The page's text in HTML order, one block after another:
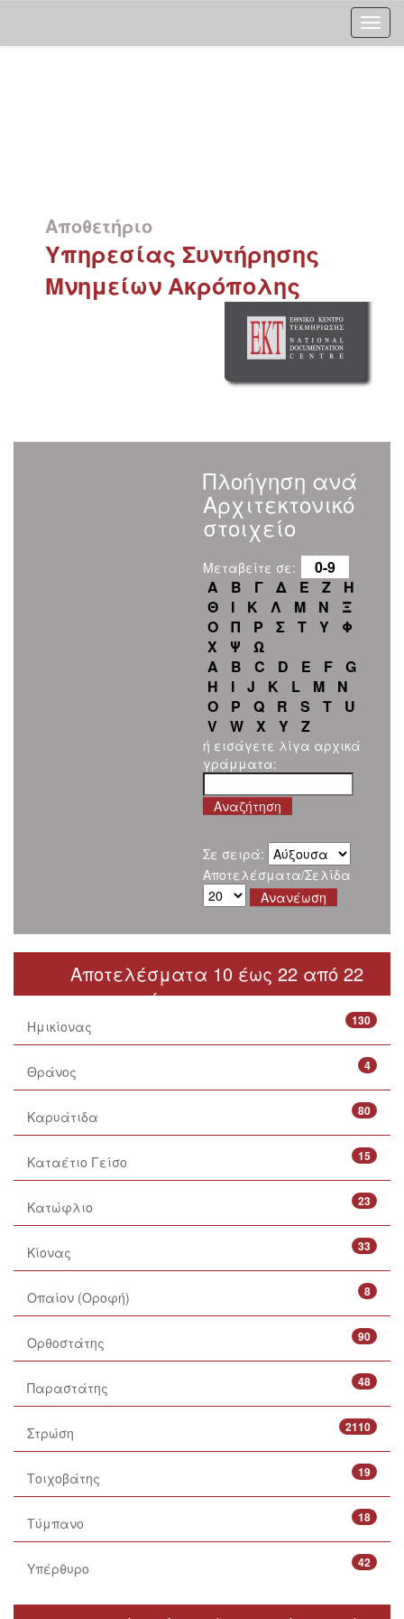
Αποθετήριο
Υπηρεσίας Συντήρησης
Μνημείων Ακρόπολης
Πλοήγηση ανά
Αρχιτεκτονικό
στοιχείο
Μεταβείτε σε:
0-9
Α
Β Γ Δ Ε Ζ
Η
Θ
Ι Κ Λ Μ Ν
Ξ
Ο
Π Ρ Σ Τ Υ
Φ
Χ
Ψ
Ω
A
B C D E F
G
H
I J K L M
N
O
P Q R S T
U
V
W X Y Z
ή εισάγετε λίγα αρχικά
γράμματα:
Σε σειρά:
Αποτελέσματα/Σελίδα
Αποτελέσματα 10 έως 22 από 22
< προηγούμενο
Ημικίονας 130
Θράνος 4
Καρυάτιδα 80
Καταέτιο Γείσο 15
Κατώφλιο 23
Κίονας 33
Οπαίον (Οροφή) 8
Ορθοστάτης 90
Παραστάτης 48
Στρώση 2110
Τοιχοβάτης 19
Τύμπανο 18
Υπέρθυρο 42